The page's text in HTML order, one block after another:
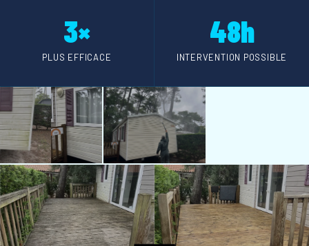
3×
PLUS EFFICACE
48h
INTERVENTION POSSIBLE